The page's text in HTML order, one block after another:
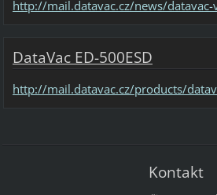
http://mail.datavac.cz/news/
DataVac ED-500ESD
http://mail.datavac.cz/products/
Kontakt